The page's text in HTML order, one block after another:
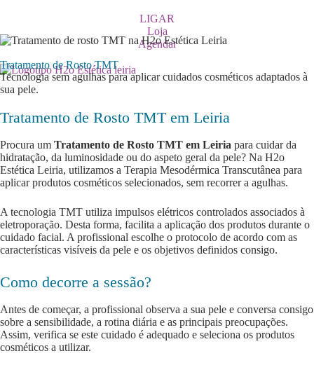
LIGAR
Loja
Agendar
Tratamento de Rosto TMT
Tecnologia sem agulhas para aplicar cuidados cosméticos adaptados à
sua pele.
Tratamento de Rosto TMT em Leiria
Procura um Tratamento de Rosto TMT em Leiria para cuidar da
hidratação, da luminosidade ou do aspeto geral da pele? Na H2o
Estética Leiria, utilizamos a Terapia Mesodérmica Transcutânea para
aplicar produtos cosméticos selecionados, sem recorrer a agulhas.
A tecnologia TMT utiliza impulsos elétricos controlados associados à
eletroporação. Desta forma, facilita a aplicação dos produtos durante o
cuidado facial. A profissional escolhe o protocolo de acordo com as
características visíveis da pele e os objetivos definidos consigo.
Como decorre a sessão?
Antes de começar, a profissional observa a sua pele e conversa consigo
sobre a sensibilidade, a rotina diária e as principais preocupações.
Assim, verifica se este cuidado é adequado e seleciona os produtos
cosméticos a utilizar.